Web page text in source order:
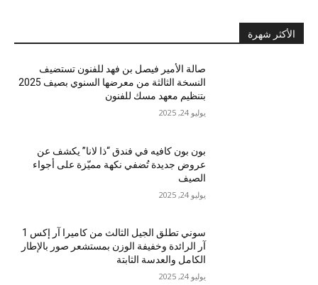
الأكثر شهرة
صالة الأمير فيصل بن فهد للفنون تستضيف
النسخة الثالثة من معرضها السنوي بصيف 2025
بتنظيم معهد مسك للفنون
يوليو 24, 2025
بون بون كافيه في فندق “ذا لانا” يكشف عن
عروض جديدة تُضفي نكهة مميّزة على أجواء
الصيف
يوليو 24, 2025
سوني تطلق الجيل الثالث من كاميرا آر إكس 1
آر الرائدة وخفيفة الوزن بمستشعر صور بالإطار
الكامل والعدسة الثابتة
يوليو 24, 2025